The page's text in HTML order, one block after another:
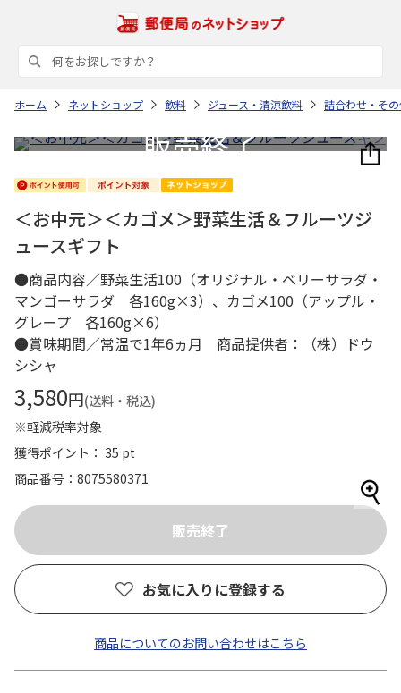
ホーム ネットショップ 飲料 ジュース・清涼飲料 詰合わせ・そ
＜お中元＞＜カゴメ＞野菜生活＆フルーツジ
ュースギフト
●商品内容／野菜生活100（オリジナル・ベリーサラダ・
マンゴーサラダ 各160g×3）、カゴメ100（アップル・
グレープ 各160g×6）
●賞味期間／常温で1年6ヵ月 商品提供者：（株）ドウ
シシャ
3,580円(送料・税込)
※軽減税率対象
獲得ポイント： 35 pt
商品番号
8075580371
お気に入りに登録する
商品についてのお問い合わせはこちら